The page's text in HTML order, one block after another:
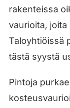
rakenteissa
vaurioita,
Taloyhtiöissä
tästä syystä
Pintoja